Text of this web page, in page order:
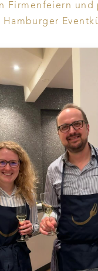
Firmenfeiern und
Hamburger